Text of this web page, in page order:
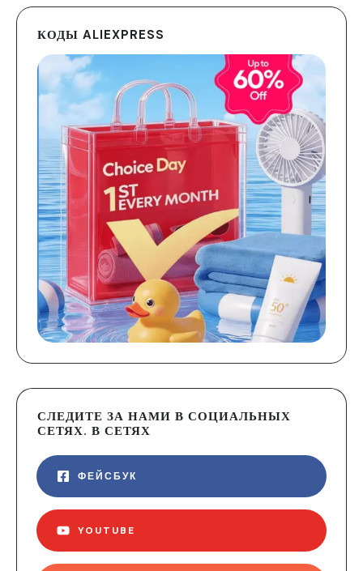
КОДЫ ALIEXPRESS
СЛЕДИТЕ ЗА НАМИ В СОЦИАЛЬНЫХ
СЕТЯХ. В СЕТЯХ
ФЕЙСБУК
YOUTUBE